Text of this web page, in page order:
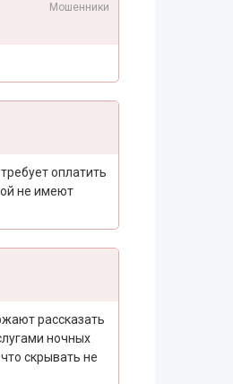
Мошенники
оплатить
не имеют
рассказать
ночных
скрывать не